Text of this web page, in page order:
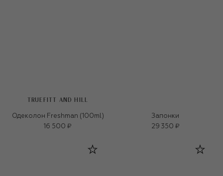
TRUEFITT AND HILL
Одеколон Freshman (100ml)
16 500 ₽
Запонки
29 350 ₽